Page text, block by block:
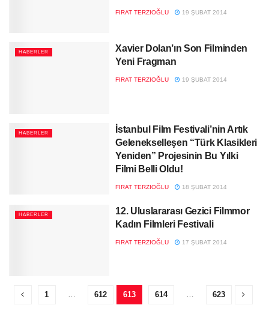
FIRAT TERZIOĞLU 19 ŞUBAT 2014
HABERLER
Xavier Dolan’ın Son Filminden
Yeni Fragman
FIRAT TERZIOĞLU 19 ŞUBAT 2014
HABERLER
İstanbul Film Festivali’nin Artık
Gelenekselleşen “Türk Klasikleri
Yeniden” Projesinin Bu Yılki
Filmi Belli Oldu!
FIRAT TERZIOĞLU 18 ŞUBAT 2014
HABERLER
12. Uluslararası Gezici Filmmor
Kadın Filmleri Festivali
FIRAT TERZIOĞLU 17 ŞUBAT 2014
1 … 612 613 614 … 623